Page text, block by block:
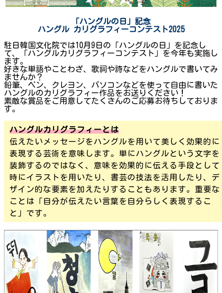
「ハングルの日」 記念
ハングル
カリグラフィーコンテスト2025
駐日韓国文化院では10月9日の「ハングルの日」を記念し
て、「ハングルカリグラフィーコンテスト」を今年も実施し
ます。
好きな単語やことわざ、歌詞や詩などをハングルで書いてみ
ませんか？
鉛筆、ペン、クレヨン、パソコンなどを使って自由に書いた
ハングルのカリグラフィー作品をお送りください！
素敵な賞品をご用意してたくさんのご応募お待ちしておりま
す。
ハングルカリグラフィーとは
伝えたいメッセージをハングルを用いて美しく効果的に
表現する芸術を意味します。単にハングルという文字を
装飾するのではなく、意味を効果的に伝える手段として
時にイラストを用いたり、書芸の技法を活用したり、デ
ザイン的な要素を加えたりすることもあります。重要な
ことは「自分が伝えたい言葉を自分らしく表現するこ
と」です。